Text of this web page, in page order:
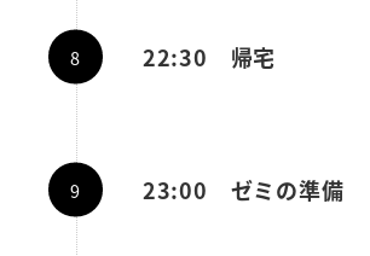
22:30 帰宅
23:00 ゼミの準備